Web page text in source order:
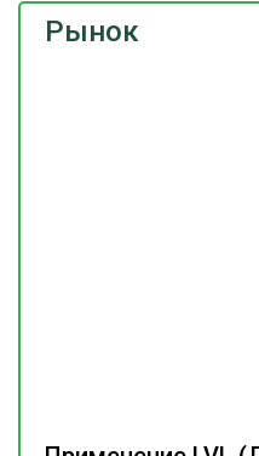
Рынок